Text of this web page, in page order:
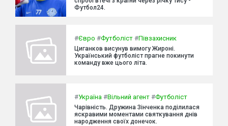
Футбол24.
#Євро #Футболіст #Півзахисник
Циганков висунув вимогу Жироні.
Український футболіст прагне покинути
команду вже цього літа.
#Україна #Вільний агент #Футболіст
Чарівність. Дружина Зінченка поділилася
яскравими моментами святкування днів
народження своїх донечок.